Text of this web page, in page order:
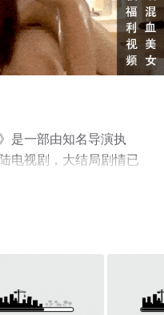
是一部由知名导演执
电视剧，大结局剧情已
清无删减完整版电视剧